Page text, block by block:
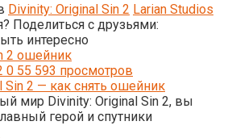
Divinity: Original Sin 2 Larian Studios
Поделиться с друзьями:
интересно
0 55 593 просмотров
Sin 2 — как снять ошейник
мир Divinity: Original Sin 2, вы
герой и спутники